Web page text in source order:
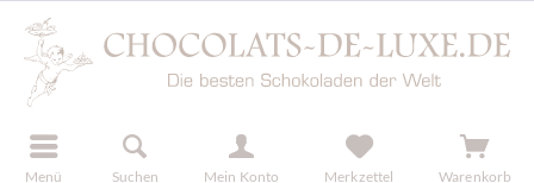
Menü Suchen Mein Konto
registrieren Merkzettel Warenkorb